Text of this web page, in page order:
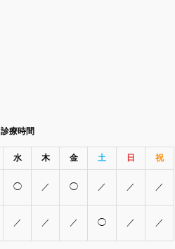
診療時間
水 木 金 土 日 祝
◯ ／ ◯ ／ ／ ／
／ ／ ／ ◯ ／ ／